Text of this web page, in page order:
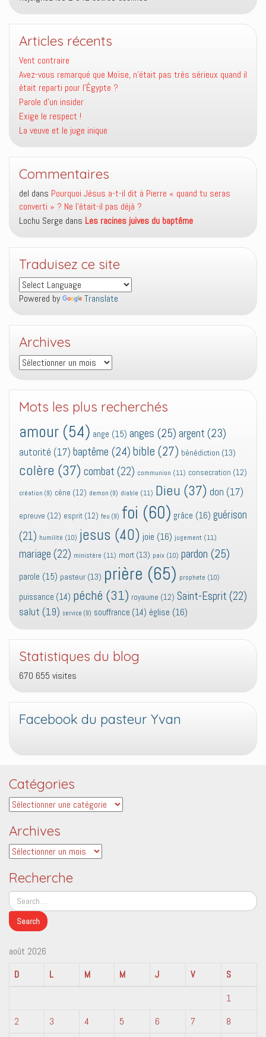
Articles récents
Vent contraire
Avez-vous remarqué que Moïse, n’était pas très sérieux quand il
était reparti pour l’Égypte ?
Parole d’un insider
Exige le respect !
La veuve et le juge inique
Commentaires
del dans Pourquoi Jésus a-t-il dit à Pierre « quand tu seras
converti » ? Ne l’était-il pas déjà ?
Lochu Serge dans Les racines juives du baptême
Traduisez ce site
Powered by Translate
Archives
Archives
Mots les plus recherchés
amour (54) ange (15) anges (25) argent (23)
autorité (17) baptême (24) bible (27) bénédiction (13)
colère (37) combat (22) communion (11) consecration (12)
création (9) cène (12) demon (9) diable (11) Dieu (37) don (17)
epreuve (12) esprit (12) feu (9) foi (60) grâce (16) guérison
(21) humilité (10) jesus (40) joie (16) jugement (11)
mariage (22) ministère (11) mort (13) paix (10) pardon (25)
parole (15) pasteur (13) prière (65) prophete (10)
puissance (14) péché (31) royaume (12) Saint-Esprit (22)
salut (19) service (9) souffrance (14) église (16)
Statistiques du blog
670 655 visites
Facebook du pasteur Yvan
Catégories
Catégories
Archives
Archives
Recherche
août 2026
D
L M M J V
S
1
2
3 4 5 6 7
8